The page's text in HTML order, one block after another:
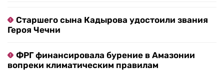
Старшего сына Кадырова удостоили звания
Героя Чечни
ФРГ финансировала бурение в Амазонии
вопреки климатическим правилам